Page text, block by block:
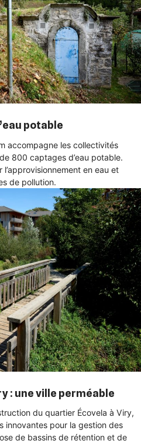
potable
accompagne les collectivités
800 captages d’eau potable.
en eau et
de pollution.
: une ville perméable
du quartier Écovela à Viry,
innovantes pour la gestion des
de bassins de rétention et de